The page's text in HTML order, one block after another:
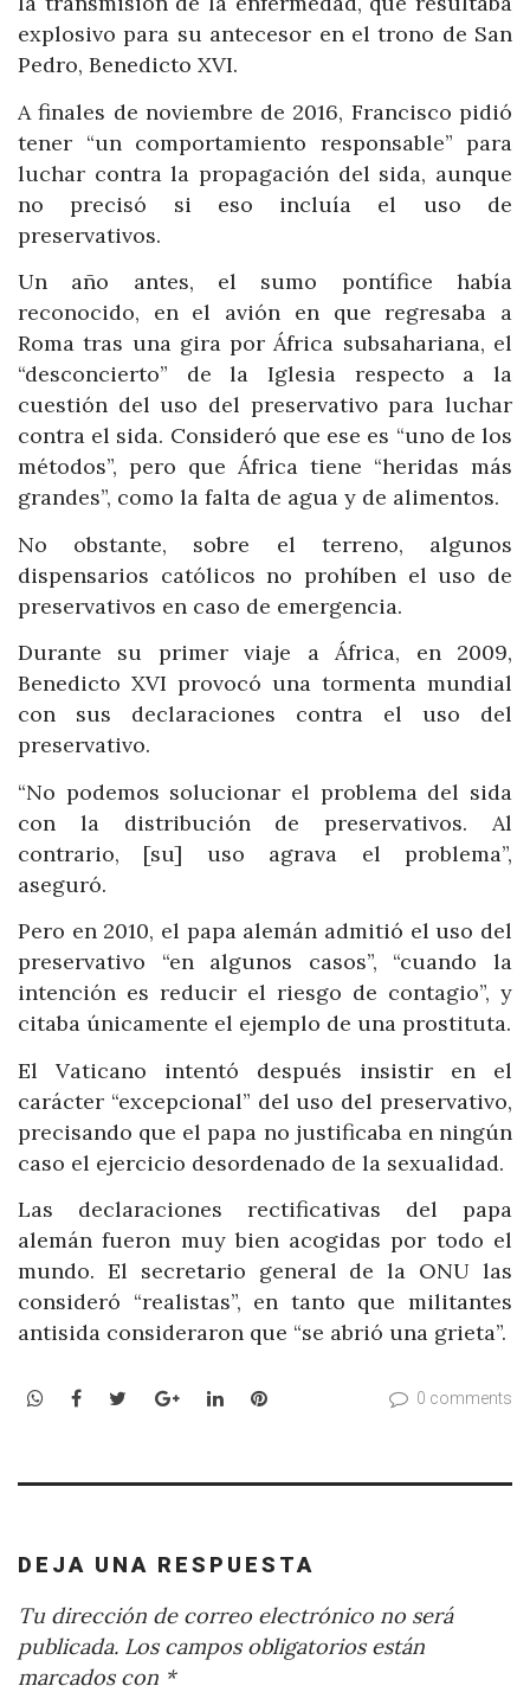
explosivo para su antecesor en el trono de San
Pedro, Benedicto XVI.
A finales de noviembre de 2016, Francisco pidió
tener “un comportamiento responsable” para
luchar contra la propagación del sida, aunque
no precisó si eso incluía el uso de
preservativos.
Un año antes, el sumo pontífice había
reconocido, en el avión en que regresaba a
Roma tras una gira por África subsahariana, el
“desconcierto” de la Iglesia respecto a la
cuestión del uso del preservativo para luchar
contra el sida. Consideró que ese es “uno de los
métodos”, pero que África tiene “heridas más
grandes”, como la falta de agua y de alimentos.
No obstante, sobre el terreno, algunos
dispensarios católicos no prohíben el uso de
preservativos en caso de emergencia.
Durante su primer viaje a África, en 2009,
Benedicto XVI provocó una tormenta mundial
con sus declaraciones contra el uso del
preservativo.
“No podemos solucionar el problema del sida
con la distribución de preservativos. Al
contrario, [su] uso agrava el problema”,
aseguró.
Pero en 2010, el papa alemán admitió el uso del
preservativo “en algunos casos”, “cuando la
intención es reducir el riesgo de contagio”, y
citaba únicamente el ejemplo de una prostituta.
El Vaticano intentó después insistir en el
carácter “excepcional” del uso del preservativo,
precisando que el papa no justificaba en ningún
caso el ejercicio desordenado de la sexualidad.
Las declaraciones rectificativas del papa
alemán fueron muy bien acogidas por todo el
mundo. El secretario general de la ONU las
consideró “realistas”, en tanto que militantes
antisida consideraron que “se abrió una grieta”.
WhatsApp
Facebook
TwitterGoogle+LinkedInPinterest 0 comments
DEJA UNA RESPUESTA
Tu dirección de correo electrónico no será
publicada. Los campos obligatorios están
marcados con *